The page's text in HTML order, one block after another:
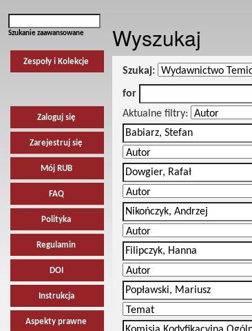
Szukanie zaawansowane
Zespoły i Kolekcje
Zaloguj się
Zarejestruj się
Mój RUB
FAQ
Polityka
Regulamin
DOI
Instrukcja
Aspekty prawne
Wyszukaj
Szukaj:
for
Aktualne filtry: